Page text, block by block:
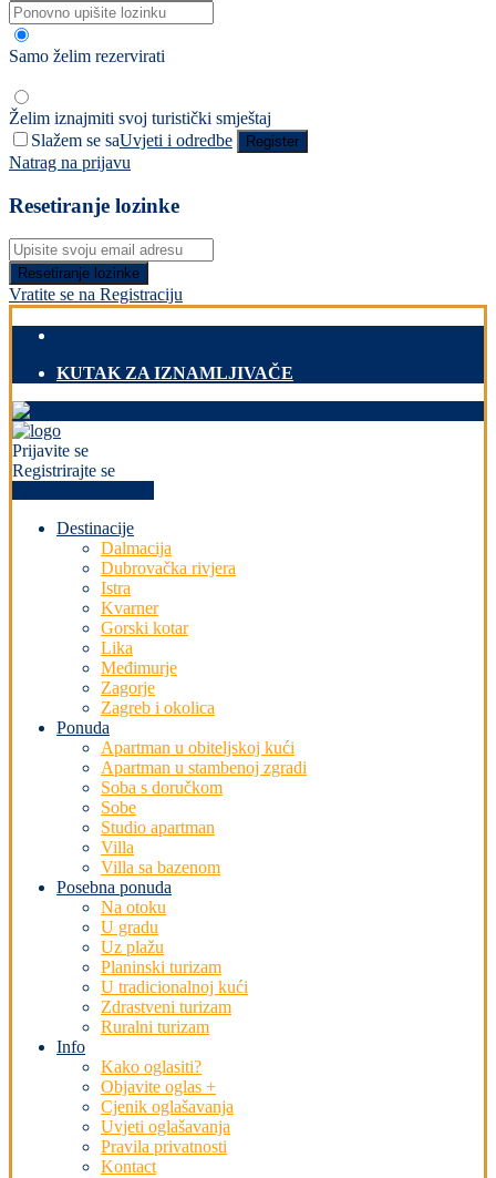
Samo želim rezervirati
Želim iznajmiti svoj turistički smještaj
Slažem se saUvjeti i odredbe Register
Natrag na prijavu
Resetiranje lozinke
Resetiranje lozinke
Vratite se na Registraciju
KUTAK ZA IZNAMLJIVAČE
Prijavite se
Registrirajte se
Destinacije
Dalmacija
Dubrovačka rivjera
Istra
Kvarner
Gorski kotar
Lika
Međimurje
Zagorje
Zagreb i okolica
Ponuda
Apartman u obiteljskoj kući
Apartman u stambenoj zgradi
Soba s doručkom
Sobe
Studio apartman
Villa
Villa sa bazenom
Posebna ponuda
Na otoku
U gradu
Uz plažu
Planinski turizam
U tradicionalnoj kući
Zdrastveni turizam
Ruralni turizam
Info
Kako oglasiti?
Objavite oglas +
Cjenik oglašavanja
Uvjeti oglašavanja
Pravila privatnosti
Kontact